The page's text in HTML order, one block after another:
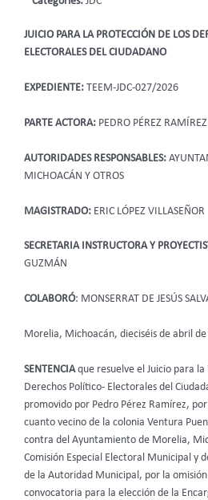
JUICIO PARA LA PROTECCIÓN DE LOS
ELECTORALES DEL CIUDADANO
EXPEDIENTE: TEEM-JDC-027/2026
PARTE ACTORA: PEDRO PÉREZ RAMÍREZ
AUTORIDADES RESPONSABLES:
MICHOACÁN Y OTROS
MAGISTRADO: ERIC LÓPEZ VILLASEÑOR
SECRETARIA INSTRUCTORA Y
GUZMÁN
COLABORÓ: MONSERRAT DE JESÚS
Morelia, Michoacán, dieciséis de abril
SENTENCIAque resuelve el Juicio para
Derechos Político- Electorales del
promovido por Pedro Pérez Ramírez,
cuanto vecino de la colonia Ventura
contra del Ayuntamiento de Morelia,
Comisión Especial Electoral Municipal y
de la Autoridad Municipal, por la
convocatoria para la elección de la